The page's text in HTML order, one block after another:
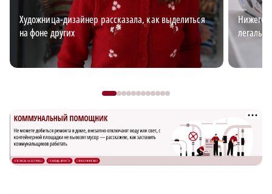
Художница-дизайнер рассказала, как выделиться
на фоне других